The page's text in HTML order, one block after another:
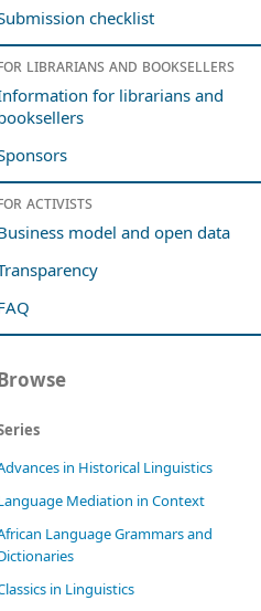
checklist
librarians and booksellers
for librarians and
activists
model and open data
in Historical Linguistics
Mediation in Context
Language Grammars and
in Linguistics